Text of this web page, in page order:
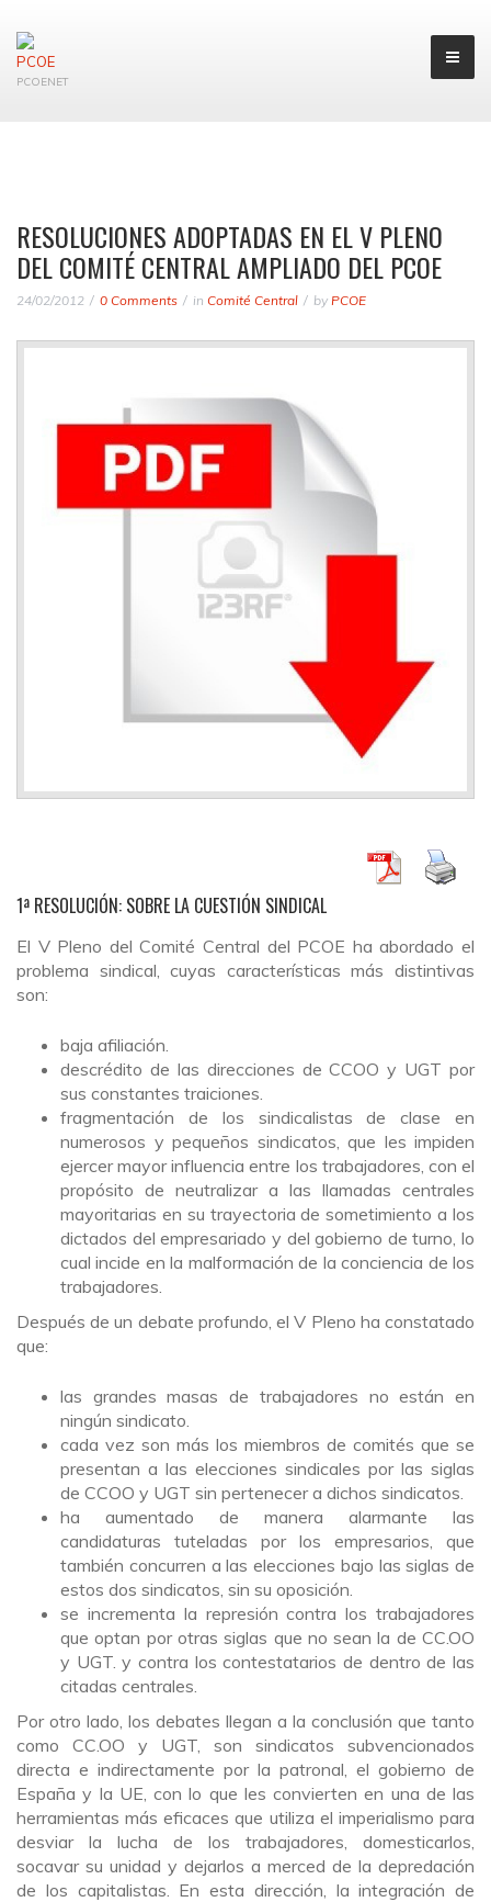
PCOENET
RESOLUCIONES ADOPTADAS EN EL V PLENO
DEL COMITÉ CENTRAL AMPLIADO DEL PCOE
24/02/2012 0 Comments in Comité Central by PCOE
1ª RESOLUCIÓN: SOBRE LA CUESTIÓN SINDICAL
El V Pleno del Comité Central del PCOE ha abordado el
problema sindical, cuyas características más distintivas
son:
baja afiliación.
descrédito de las direcciones de CCOO y UGT por
sus constantes traiciones.
fragmentación de los sindicalistas de clase en
numerosos y pequeños sindicatos, que les impiden
ejercer mayor influencia entre los trabajadores, con el
propósito de neutralizar a las llamadas centrales
mayoritarias en su trayectoria de sometimiento a los
dictados del empresariado y del gobierno de turno, lo
cual incide en la malformación de la conciencia de los
trabajadores.
Después de un debate profundo, el V Pleno ha constatado
que:
las grandes masas de trabajadores no están en
ningún sindicato.
cada vez son más los miembros de comités que se
presentan a las elecciones sindicales por las siglas
de CCOO y UGT sin pertenecer a dichos sindicatos.
ha aumentado de manera alarmante las
candidaturas tuteladas por los empresarios, que
también concurren a las elecciones bajo las siglas de
estos dos sindicatos, sin su oposición.
se incrementa la represión contra los trabajadores
que optan por otras siglas que no sean la de CC.OO
y UGT. y contra los contestatarios de dentro de las
citadas centrales.
Por otro lado, los debates llegan a la conclusión que tanto
como CC.OO y UGT, son sindicatos subvencionados
directa e indirectamente por la patronal, el gobierno de
España y la UE, con lo que les convierten en una de las
herramientas más eficaces que utiliza el imperialismo para
desviar la lucha de los trabajadores, domesticarlos,
socavar su unidad y dejarlos a merced de la depredación
de los capitalistas. En esta dirección, la integración de